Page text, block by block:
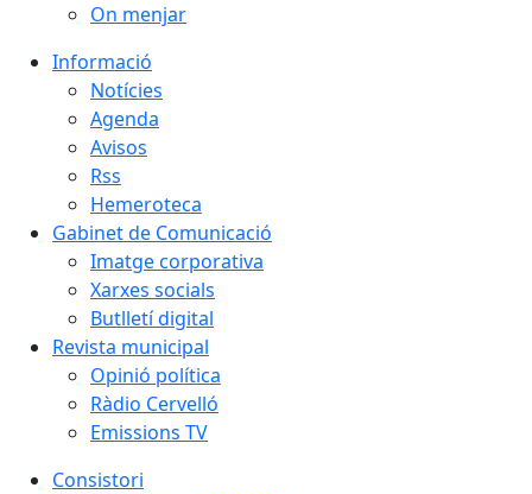
On menjar
Informació
Notícies
Agenda
Avisos
Rss
Hemeroteca
Gabinet de Comunicació
Imatge corporativa
Xarxes socials
Butlletí digital
Revista municipal
Opinió política
Ràdio Cervelló
Emissions TV
Consistori